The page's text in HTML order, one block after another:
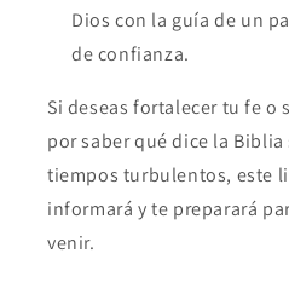
Dios con la guía de un
de confianza.
Si deseas fortalecer tu fe o
por saber qué dice la Biblia
tiempos turbulentos, este
informará y te preparará
venir.